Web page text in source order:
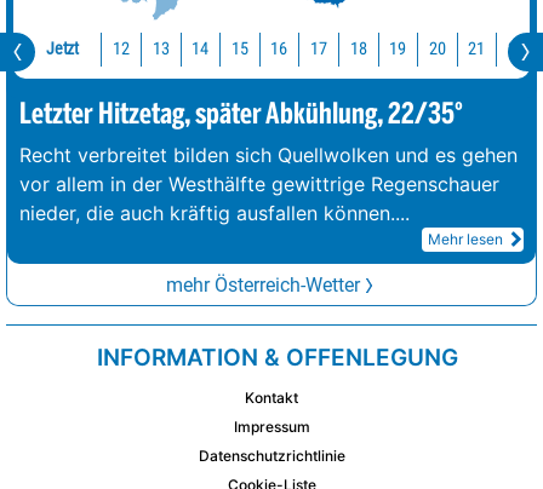
Jetzt 12 13 14 15 16 17 18 19 20 21 22
Letzter Hitzetag, später Abkühlung, 22/35°
Recht verbreitet bilden sich Quellwolken und es gehen
vor allem in der Westhälfte gewittrige Regenschauer
nieder, die auch kräftig ausfallen können....
Mehr lesen
mehr Österreich-Wetter
INFORMATION & OFFENLEGUNG
Kontakt
Impressum
Datenschutzrichtlinie
Cookie-Liste